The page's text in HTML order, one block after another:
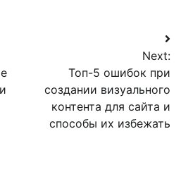
Next:
Топ-5 ошибок при
создании визуального
контента для сайта и
способы их избежать